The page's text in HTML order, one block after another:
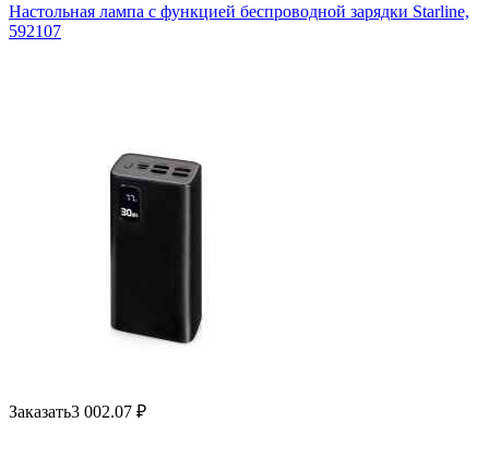
Настольная лампа с функцией беспроводной зарядки Starline,
592107
Заказать3 002.07 ₽